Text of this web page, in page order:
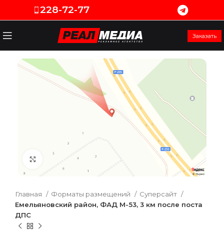
228-72-77
Заказать
Увеличить
Главная Форматы размещений
Суперсайт
Емельяновский район, ФАД М-53, 3 км после поста
ДПС